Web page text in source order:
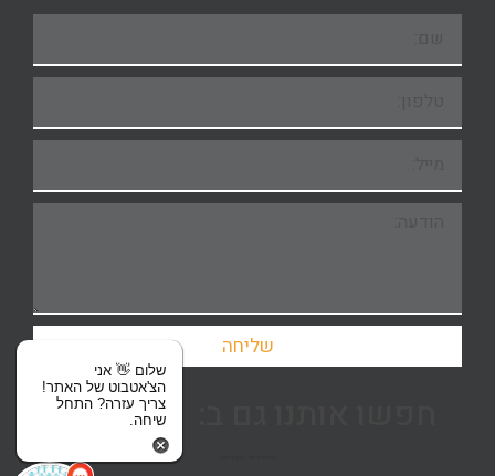
שליחה
שלום 👋 אני
הצ'אטבוט של האתר!
צריך עזרה? התחל
שיחה.